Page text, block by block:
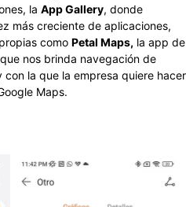
la App Gallery, donde
más creciente de aplicaciones,
como Petal Maps, la app de
nos brinda navegación de
la que la empresa quiere hacer
Maps.